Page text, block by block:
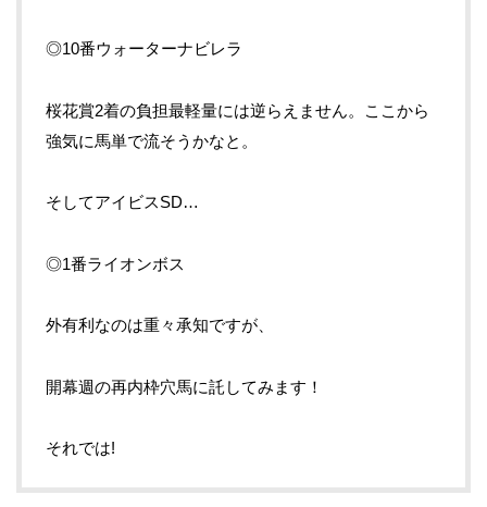
◎10番ウォーターナビレラ
桜花賞2着の負担最軽量には逆らえません。ここから
強気に馬単で流そうかなと。
そしてアイビスSD…
◎1番ライオンボス
外有利なのは重々承知ですが、
開幕週の再内枠穴馬に託してみます！
それでは!